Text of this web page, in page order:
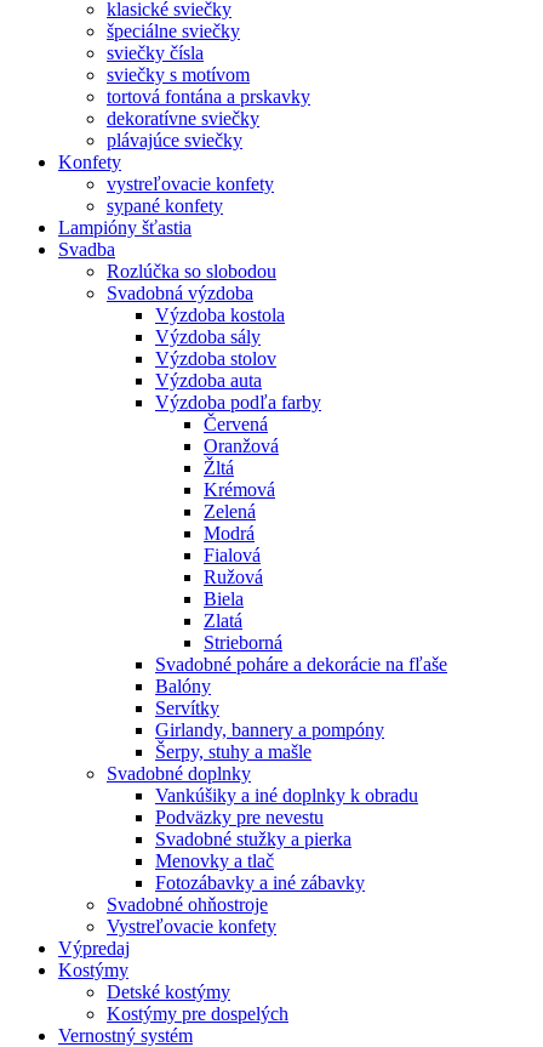
klasické sviečky
špeciálne sviečky
sviečky čísla
sviečky s motívom
tortová fontána a prskavky
dekoratívne sviečky
plávajúce sviečky
Konfety
vystreľovacie konfety
sypané konfety
Lampióny šťastia
Svadba
Rozlúčka so slobodou
Svadobná výzdoba
Výzdoba kostola
Výzdoba sály
Výzdoba stolov
Výzdoba auta
Výzdoba podľa farby
Červená
Oranžová
Žltá
Krémová
Zelená
Modrá
Fialová
Ružová
Biela
Zlatá
Strieborná
Svadobné poháre a dekorácie na fľaše
Balóny
Servítky
Girlandy, bannery a pompóny
Šerpy, stuhy a mašle
Svadobné doplnky
Vankúšiky a iné doplnky k obradu
Podväzky pre nevestu
Svadobné stužky a pierka
Menovky a tlač
Fotozábavky a iné zábavky
Svadobné ohňostroje
Vystreľovacie konfety
Výpredaj
Kostýmy
Detské kostýmy
Kostýmy pre dospelých
Vernostný systém